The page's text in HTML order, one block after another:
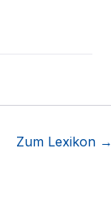
Zum Lexikon →